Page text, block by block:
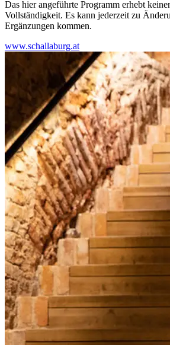
Das hier angeführte Programm erhebt
Vollständigkeit. Es kann jederzeit zu
Ergänzungen kommen.
www.schallaburg.at